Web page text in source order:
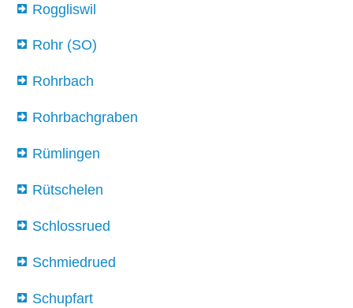
Roggliswil
Rohr (SO)
Rohrbach
Rohrbachgraben
Rümlingen
Rütschelen
Schlossrued
Schmiedrued
Schupfart